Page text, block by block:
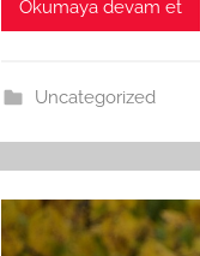
Okumaya devam et
Uncategorized